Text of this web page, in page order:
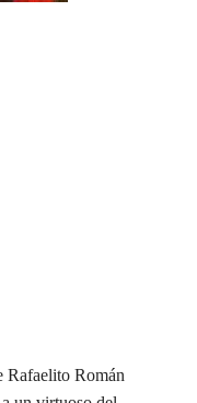
Rafaelito Román